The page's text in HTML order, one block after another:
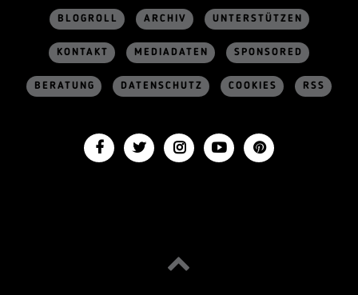
BLOGROLL ARCHIV UNTERSTÜTZEN
KONTAKT MEDIADATEN SPONSORED
BERATUNG DATENSCHUTZ COOKIES RSS